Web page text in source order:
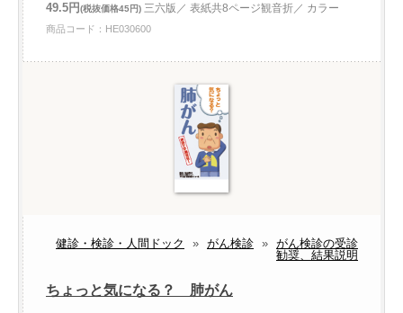
49.5円(税抜価格45円) 三六版／ 表紙共8ページ観音折／ カラー
商品コード：HE030600
健診・検診・人間ドック » がん検診 » がん検診の受診
勧奨、結果説明
ちょっと気になる？ 肺がん